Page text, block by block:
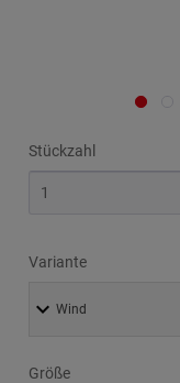
Stückzahl
Variante
Größe